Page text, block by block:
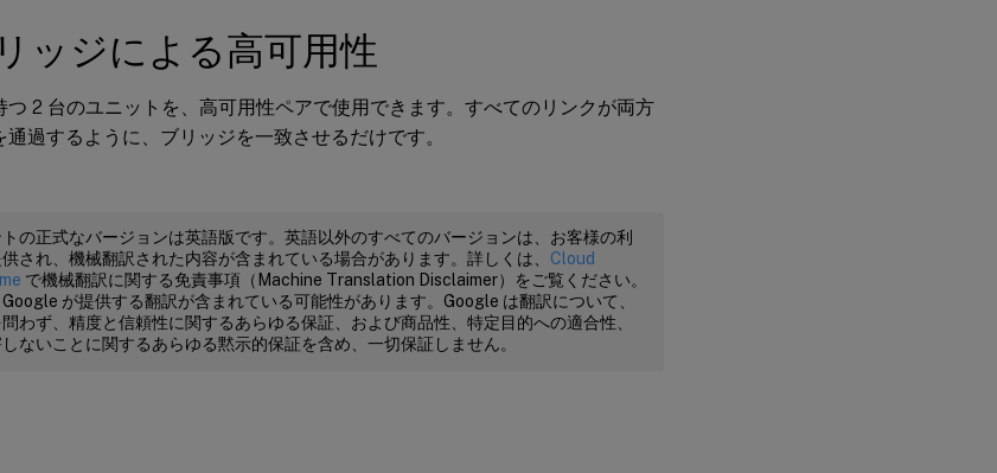
ッジによる高可用性
つ 2 台のユニットを、高可用性ペアで使用できます。すべてのリンクが両方
過するように、ブリッジを一致させるだけです。
の正式なバージョンは英語版です。英語以外のすべてのバージョンは、お客様の利
され、機械翻訳された内容が含まれている場合があります。詳しくは、 Cloud
で機械翻訳に関する免責事項（Machine Translation Disclaimer）をご覧ください。
が提供する翻訳が含まれている可能性があります。Google は翻訳について、
わず、精度と信頼性に関するあらゆる保証、および商品性、特定目的への適合性、
ないことに関するあらゆる黙示的保証を含め、一切保証しません。